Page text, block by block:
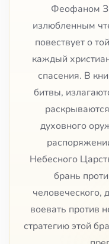
Феофаном
излюбленным
повествует о
каждый
спасения. В
битвы,
духовного
Небесного
брань
человеческого,
воевать против
стратегию этой